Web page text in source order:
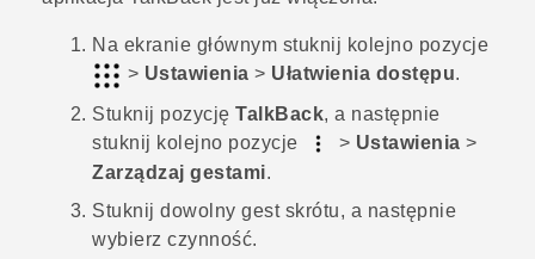
Na ekranie głównym stuknij kolejno pozycje
> Ustawienia > Ułatwienia dostępu.
Stuknij pozycję TalkBack, a następnie
stuknij kolejno pozycje
> Ustawienia >
Zarządzaj gestami.
Stuknij dowolny gest skrótu, a następnie
wybierz czynność.